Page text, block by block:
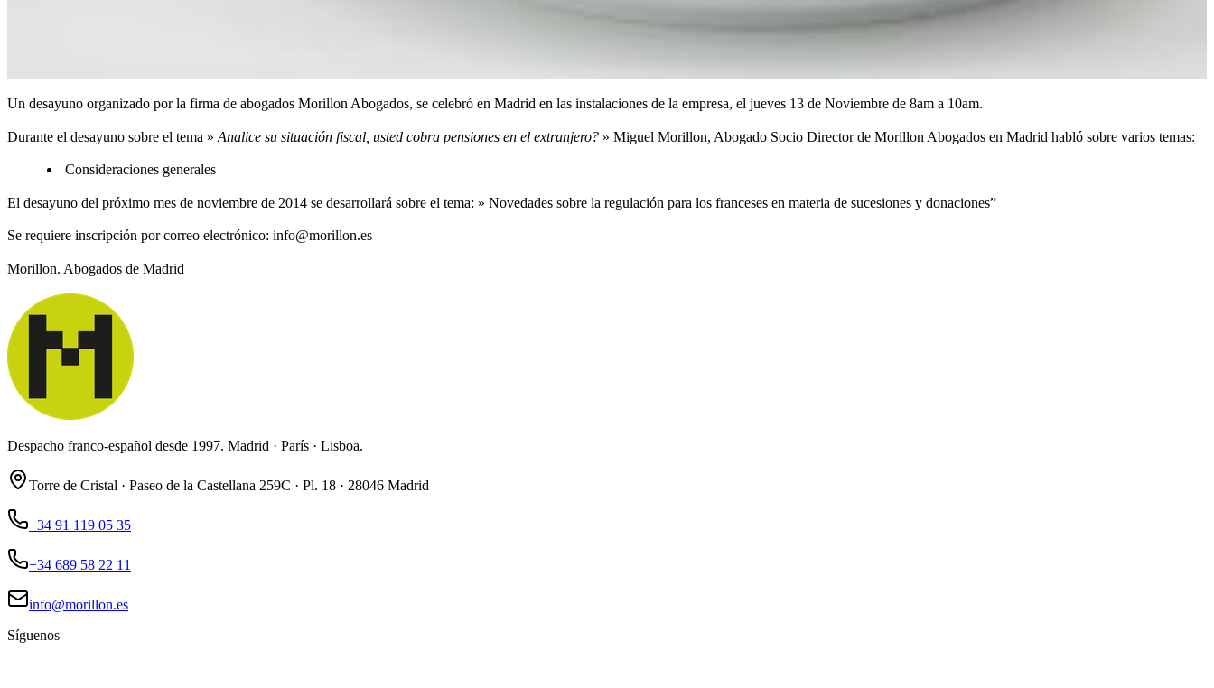
Un desayuno organizado por la firma de abogados Morillon Abogados, se celebró en Madrid en las instalaciones de la empresa, el jueves 13 de Noviembre de 8am a 10am.
Durante el desayuno sobre el tema » Analice su situación fiscal, usted cobra pensiones en el extranjero? » Miguel Morillon, Abogado Socio Director de Morillon Abogados en Madrid habló sobre varios temas:
Consideraciones generales
El desayuno del próximo mes de noviembre de 2014 se desarrollará sobre el tema: » Novedades sobre la regulación para los franceses en materia de sucesiones y donaciones”
Se requiere inscripción por correo electrónico: info@morillon.es
Morillon. Abogados de Madrid
Despacho franco-español desde 1997. Madrid · París · Lisboa.
Torre de Cristal · Paseo de la Castellana 259C · Pl. 18 · 28046 Madrid
+34 91 119 05 35
+34 689 58 22 11
info@morillon.es
Síguenos